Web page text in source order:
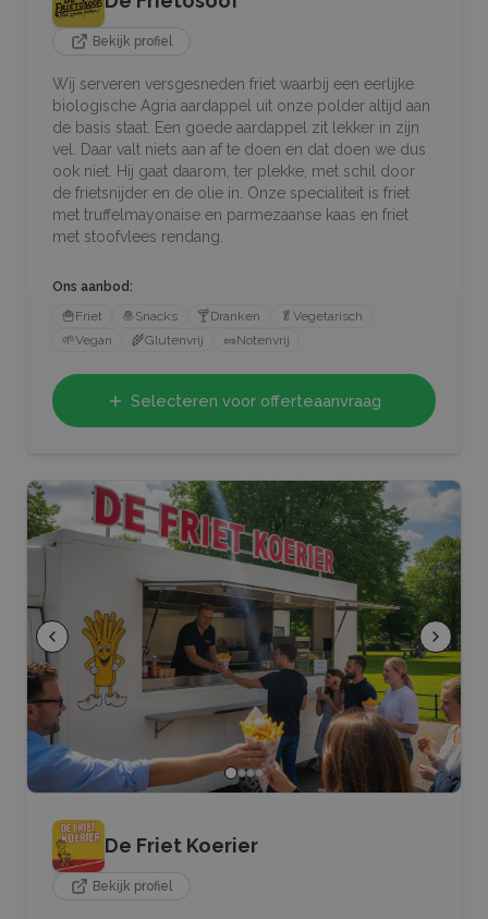
Bekijk profiel
Wij serveren versgesneden friet waarbij een eerlijke
biologische Agria aardappel uit onze polder altijd aan
de basis staat. Een goede aardappel zit lekker in zijn
vel. Daar valt niets aan af te doen en dat doen we dus
ook niet. Hij gaat daarom, ter plekke, met schil door
de frietsnijder en de olie in. Onze specialiteit is friet
met truffelmayonaise en parmezaanse kaas en friet
met stoofvlees rendang.
Ons aanbod:
🍟Friet 🧆Snacks 🍸Dranken 🥬 Vegetarisch
🌱Vegan 🌾Glutenvrij 🥜Notenvrij
Selecteren voor offerteaanvraag
De Friet Koerier
Bekijk profiel